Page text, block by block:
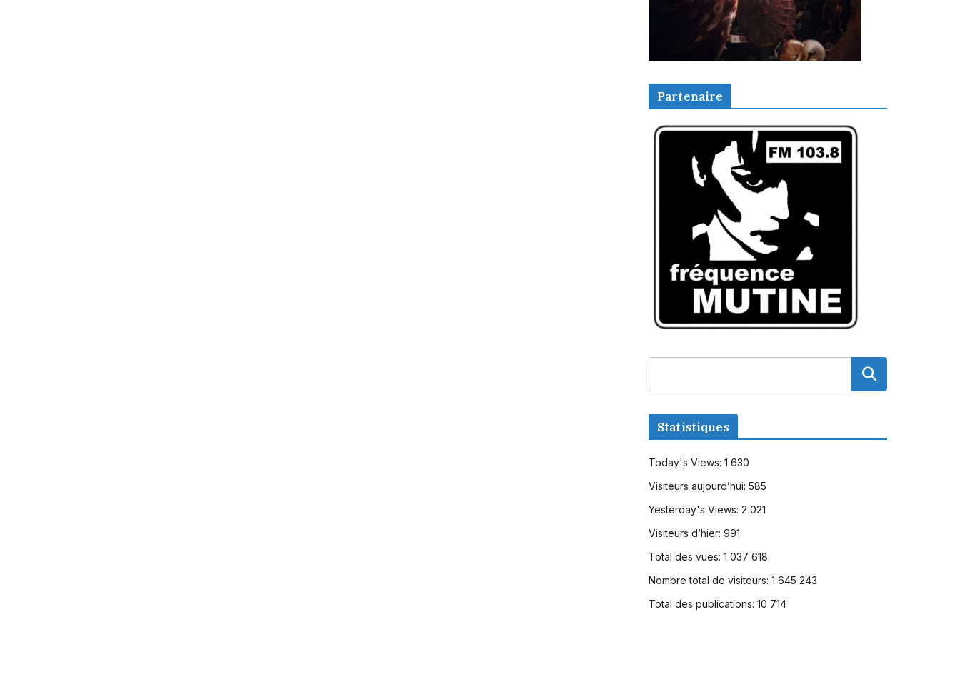
Partenaire
Statistiques
Today's Views: 1 630
Visiteurs aujourd’hui: 585
Yesterday's Views: 2 021
Visiteurs d’hier: 991
Total des vues: 1 037 618
Nombre total de visiteurs: 1 645 243
Total des publications: 10 714